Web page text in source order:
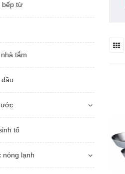
bếp từ
tắm
tố
nóng lạnh